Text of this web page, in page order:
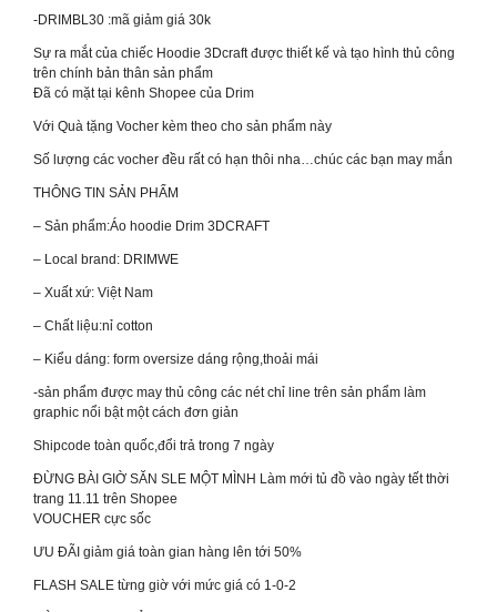
-DRIMBL30 :mã giảm giá 30k
Sự ra mắt của chiếc Hoodie 3Dcraft được thiết kế và tạo hình thủ công
trên chính bản thân sản phẩm
Đã có mặt tại kênh Shopee của Drim
Với Quà tặng Vocher kèm theo cho sản phẩm này
Số lượng các vocher đều rất có hạn thôi nha…chúc các bạn may mắn
THÔNG TIN SẢN PHẨM
– Sản phẩm:Áo hoodie Drim 3DCRAFT
– Local brand: DRIMWE
– Xuất xứ: Việt Nam
– Chất liệu:nỉ cotton
– Kiểu dáng: form oversize dáng rộng,thoải mái
-sản phẩm được may thủ công các nét chỉ line trên sản phẩm làm
graphic nổi bật một cách đơn giản
Shipcode toàn quốc,đổi trả trong 7 ngày
ĐỪNG BÀI GIỜ SĂN SLE MỘT MÌNH Làm mới tủ đồ vào ngày tết thời
trang 11.11 trên Shopee
VOUCHER cực sốc
ƯU ĐÃI giảm giá toàn gian hàng lên tới 50%
FLASH SALE từng giờ với mức giá có 1-0-2